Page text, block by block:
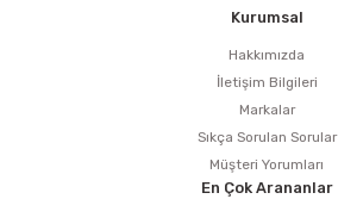
Kurumsal
Hakkımızda
İletişim Bilgileri
Markalar
Sıkça Sorulan Sorular
Müşteri Yorumları
En Çok Arananlar